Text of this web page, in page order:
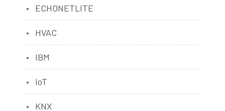
ECHONETLITE
HVAC
IBM
IoT
KNX